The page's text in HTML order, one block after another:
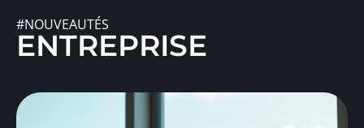
#NOUVEAUTÉS
ENTREPRISE